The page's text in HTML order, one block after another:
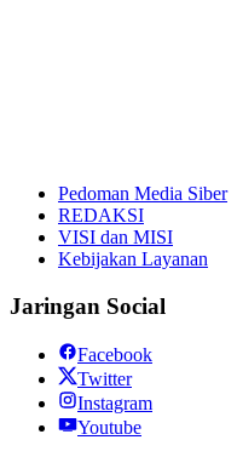
Pedoman Media Siber
REDAKSI
VISI dan MISI
Kebijakan Layanan
Jaringan Social
Facebook
Twitter
Instagram
Youtube